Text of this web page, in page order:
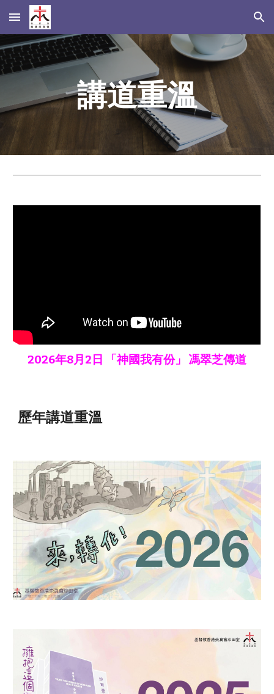
Skip to main content Skip to navigation
講道重溫
2026年8月2日 「神國我有份」 馮翠芝傳道
歷年講道重溫